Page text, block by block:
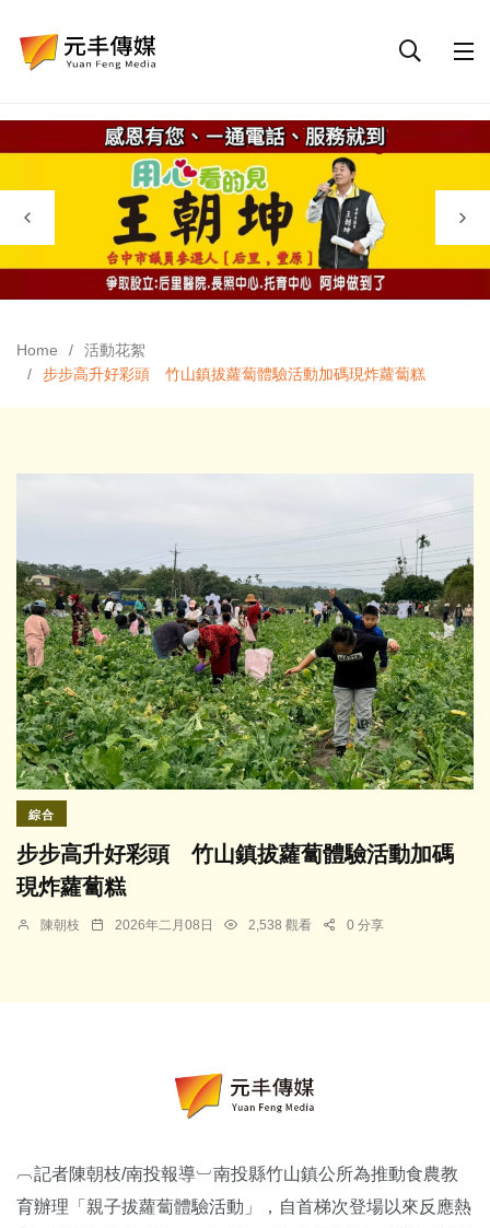
Home
活動花絮
步步高升好彩頭 竹山鎮拔蘿蔔體驗活動加碼現炸蘿蔔糕
綜合
步步高升好彩頭 竹山鎮拔蘿蔔體驗活動加碼
現炸蘿蔔糕
陳朝枝 2026年二月08日 2,538 觀看 0 分享
︹記者陳朝枝/南投報導︺南投縣竹山鎮公所為推動食農教
育辦理「親子拔蘿蔔體驗活動」，自首梯次登場以來反應熱